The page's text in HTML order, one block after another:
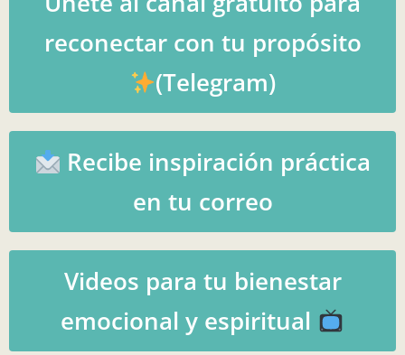
reconectar con tu propósito
(Telegram)
Recibe inspiración práctica
en tu correo
Videos para tu bienestar
emocional y espiritual